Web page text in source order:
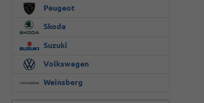
Peugeot
Skoda
Suzuki
Volkswagen
Weinsberg